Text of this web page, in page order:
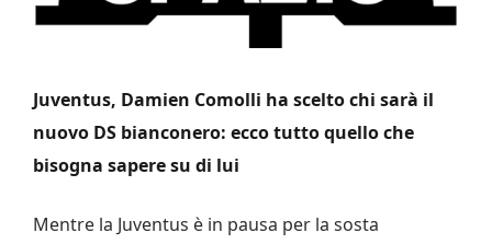
Juventus, Damien Comolli ha scelto chi sarà il
nuovo DS bianconero: ecco tutto quello che
bisogna sapere su di lui
Mentre la Juventus è in pausa per la sosta